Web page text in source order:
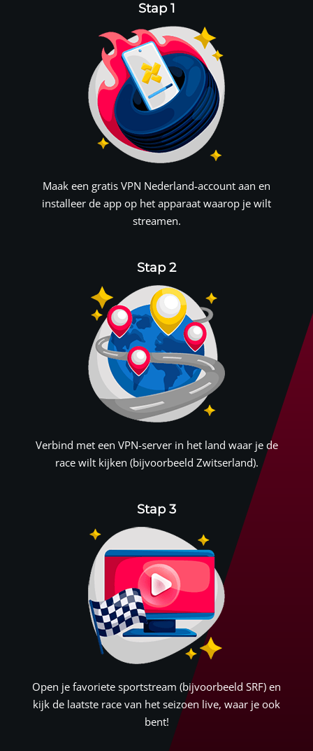
Stap 1
Maak een gratis VPN Nederland-account aan en
installeer de app op het apparaat waarop je wilt
streamen.
Stap 2
Verbind met een VPN-server in het land waar je de
race wilt kijken (bijvoorbeeld Zwitserland).
Stap 3
Open je favoriete sportstream (bijvoorbeeld SRF) en
kijk de laatste race van het seizoen live, waar je ook
bent!